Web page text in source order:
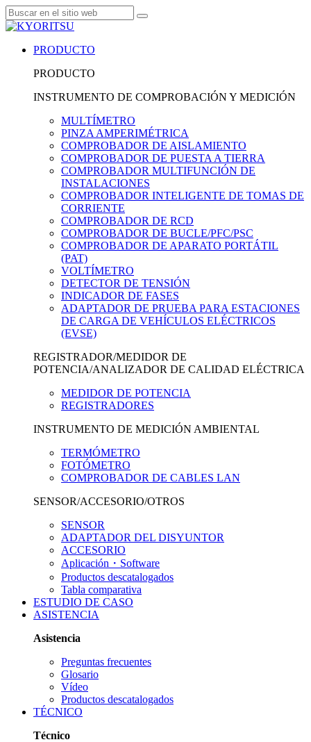
PRODUCTO
PRODUCTO
INSTRUMENTO DE COMPROBACIÓN Y MEDICIÓN
MULTÍMETRO
PINZA AMPERIMÉTRICA
COMPROBADOR DE AISLAMIENTO
COMPROBADOR DE PUESTA A TIERRA
COMPROBADOR MULTIFUNCIÓN DE
INSTALACIONES
COMPROBADOR INTELIGENTE DE TOMAS DE
CORRIENTE
COMPROBADOR DE RCD
COMPROBADOR DE BUCLE/PFC/PSC
COMPROBADOR DE APARATO PORTÁTIL
(PAT)
VOLTÍMETRO
DETECTOR DE TENSIÓN
INDICADOR DE FASES
ADAPTADOR DE PRUEBA PARA ESTACIONES
DE CARGA DE VEHÍCULOS ELÉCTRICOS
(EVSE)
REGISTRADOR/MEDIDOR DE
POTENCIA/ANALIZADOR DE CALIDAD ELÉCTRICA
MEDIDOR DE POTENCIA
REGISTRADORES
INSTRUMENTO DE MEDICIÓN AMBIENTAL
TERMÓMETRO
FOTÓMETRO
COMPROBADOR DE CABLES LAN
SENSOR/ACCESORIO/OTROS
SENSOR
ADAPTADOR DEL DISYUNTOR
ACCESORIO
Aplicación・Software
Productos descatalogados
Tabla comparativa
ESTUDIO DE CASO
ASISTENCIA
Asistencia
Preguntas frecuentes
Glosario
Vídeo
Productos descatalogados
TÉCNICO
Técnico